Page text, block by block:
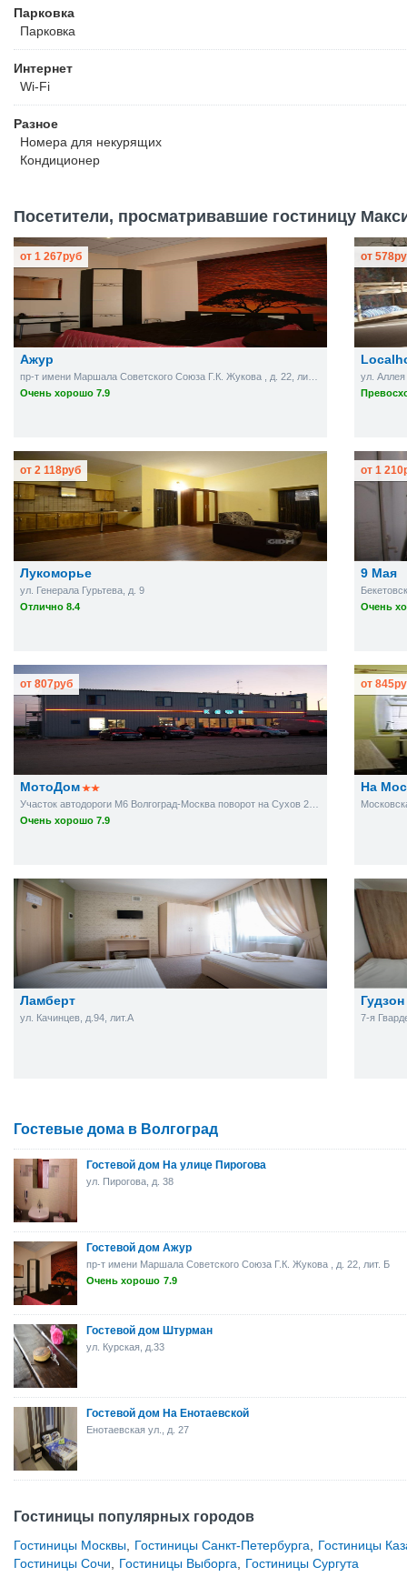
Парковка
Парковка
Интернет
Wi-Fi
Разное
Номера для некурящих
Кондиционер
Посетители, просматривавшие гостиницу
Ажур
Очень хорошо 7.9
от 1 267руб
ул. Аллея
от 578
Лукоморье
ул. Генерала Гурьтева, д. 9
Отлично 8.4
от 2 118руб
9 Мая
Очень
от 1 210
МотоДом
Очень хорошо 7.9
от 807руб
На
от 845
Ламберт
ул. Качинцев, д.94, лит.А
Гудзон
7-я
Гостевые дома в Волгоград
Гостевой дом На улице Пирогова
ул. Пирогова, д. 38
Гостевой дом Ажур
пр-т имени Маршала Советского Союза Г.К. Жукова , д. 22, лит. Б
Очень хорошо 7.9
Гостевой дом Штурман
ул. Курская, д.33
Гостевой дом На Енотаевской
Енотаевская ул., д. 27
Гостиницы популярных городов
Гостиницы Москвы Гостиницы Санкт-Петербурга
Гостиницы
Гостиницы Сочи
Гостиницы Выборга Гостиницы Сургута